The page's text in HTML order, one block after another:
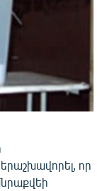
երաշխավորել, որ